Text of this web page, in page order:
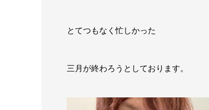
とてつもなく忙しかった
三月が終わろうとしております。